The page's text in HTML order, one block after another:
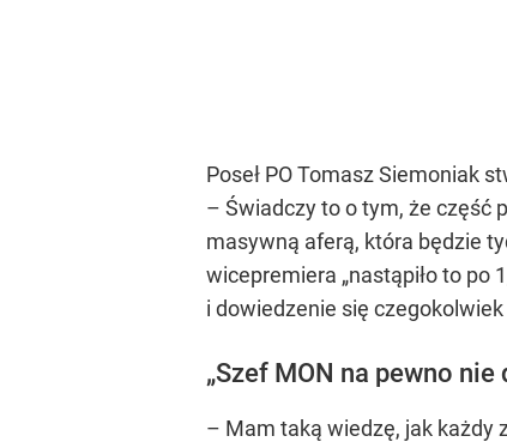
Poseł PO Tomasz Siemoniak
– Świadczy to o tym, że część
masywną aferą, która będzie
wicepremiera „nastąpiło to po
i dowiedzenie się
„Szef MON na pewno
– Mam taką wiedzę, jak każdy